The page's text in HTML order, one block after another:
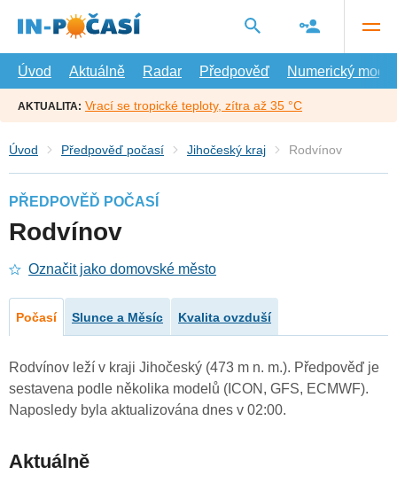
hlavní
Úvod
Aktuálně Radar Předpověď Numerický model
AKTUALITA: Vrací se tropické teploty, zítra až 35 °C
Úvod Předpověď počasí Jihočeský kraj Rodvínov
PŘEDPOVĚĎ POČASÍ
Rodvínov
Označit jako domovské město
Počasí Slunce a Měsíc Kvalita ovzduší
Rodvínov leží v kraji Jihočeský (473 m n. m.). Předpověď je
sestavena podle několika modelů (ICON, GFS, ECMWF).
Naposledy byla aktualizována dnes v 02:00.
Aktuálně